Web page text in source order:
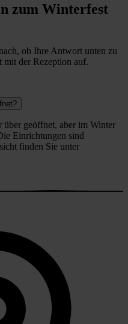
zum Winterfest
ob Ihre Antwort unten zu
der Rezeption auf.
über geöffnet, aber im Winter
Einrichtungen sind
finden Sie unter